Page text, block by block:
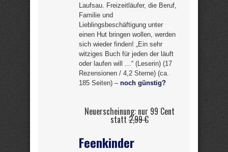
Laufsau. Freizeitläufer, die Beruf,
Familie und
Lieblingsbeschäftigung unter
einen Hut bringen wollen, werden
sich wieder finden! „Ein sehr
witziges Buch für jeden der läuft
oder laufen will …“ (Leserin) (17
Rezensionen / 4,2 Sterne) (ca.
185 Seiten) – noch günstig?
Neuerscheinung: nur 99 Cent
statt2,99 €
Feenkinder